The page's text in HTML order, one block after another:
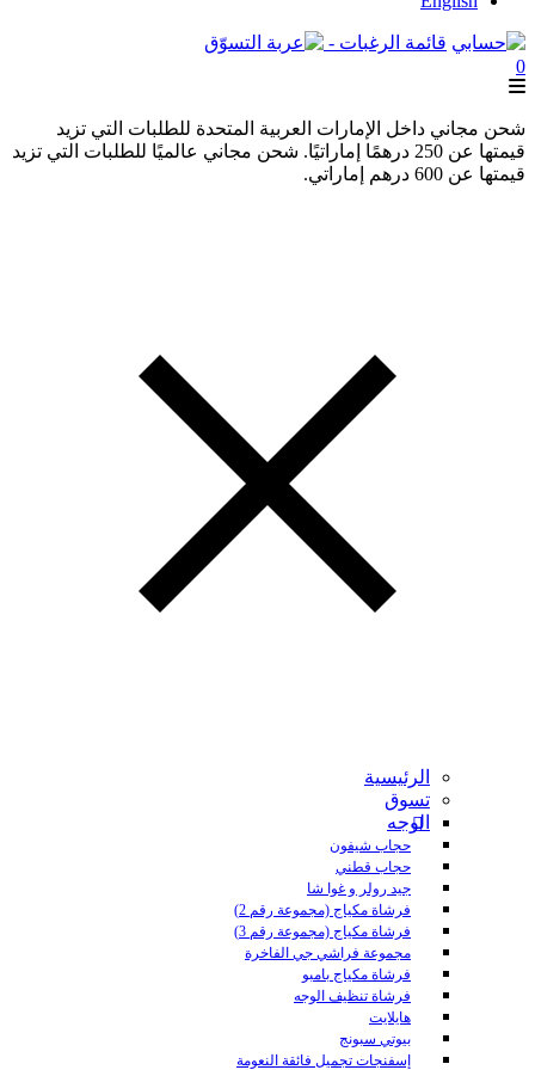
قائمة الرغبات -
0
شحن مجاني داخل الإمارات العربية المتحدة للطلبات التي تزيد
قيمتها عن 250 درهمًا إماراتيًا. شحن مجاني عالميًا للطلبات التي تزيد
قيمتها عن 600 درهم إماراتي.
الرئيسية
تسوق
الوجه
حجاب شيفون
حجاب قطني
جيد رولر و غوا شا
فرشاة مكياج (مجموعة رقم 2)
فرشاة مكياج (مجموعة رقم 3)
مجموعة فراشي جي الفاخرة
فرشاة مكياج بامبو
فرشاة تنظيف الوجه
هايلايت
بيوتي سبونج
إسفنجات تجميل فائقة النعومة